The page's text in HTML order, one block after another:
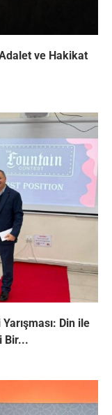
ve Hakikat
Din ile
Bir...